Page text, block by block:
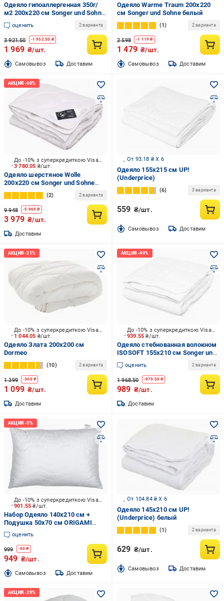
Одеяло гипоаллергенная 350г/
м2 200x220 см Songer und Sohne
белый
оценить 2 варианта
3 921.50 -1 952.50 ₴
1 969 ₴/шт.
Cамовывоз Доставим
Одеяло Warme Traum 200x220
см Songer und Sohne белый
1 2 варианта
2 598 -1 119 ₴
1 479 ₴/шт.
Cамовывоз Доставим
3 780.05 ₴/шт.
До -10% з суперкредиткою Visa Вигода
Одеяло шерстяное Wolle
200x220 см Songer und Sohne
белый
2 2 варианта
9 948 -5 969 ₴
3 979 ₴/шт.
Доставим
От 93.18 ₴ X 6
Одеяло 155х215 см UP!
(Underprice)
6 3 варианта
559 ₴/шт.
Cамовывоз Доставим
1 044.05 ₴/шт.
До -10% з суперкредиткою Visa Вигода
Одеяло Злата 200x200 см
Dormeo
10 2 варианта
1 399 -300₴
1 099 ₴/шт.
Доставим
939.55₴/шт.
До -10% з суперкредиткою Visa Вигода
Одеяло стебнованная волокном
ISOSOFT 155x210 см Songer und
Sohne белый
оценить 2 варианта
1 968.50 -979.50₴
989 ₴/шт.
Доставим
901.55₴/шт.
До -10% з суперкредиткою Visa Вигода
Набор Одеяло 140х210 см +
Подушка 50х70 см ORIGAMI
белый
оценить
999 -50 ₴
949 ₴/шт.
Cамовывоз Доставим
От 104.84 ₴ X 6
Одеяло 145x210 см UP!
(Underprice) белый
1 2 варианта
629 ₴/шт.
Cамовывоз Доставим